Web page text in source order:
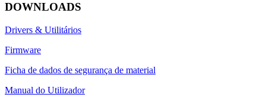
DOWNLOADS
Drivers & Utilitários
Firmware
Ficha de dados de segurança de material
Manual do Utilizador